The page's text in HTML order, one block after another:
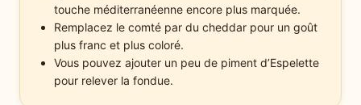
touche méditerranéenne encore plus marquée.
Remplacez le comté par du cheddar pour un goût
plus franc et plus coloré.
Vous pouvez ajouter un peu de piment d’Espelette
pour relever la fondue.